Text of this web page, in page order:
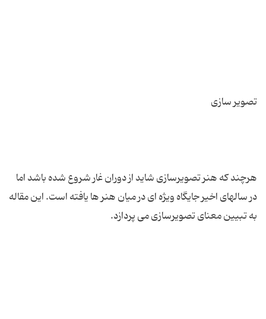
هرچند که هنر تصویرسازی شاید از دوران غار شروع شده باشد اما
در سالهای اخیر جایگاه ویژه ای در میان هنر ها یافته است. این مقاله